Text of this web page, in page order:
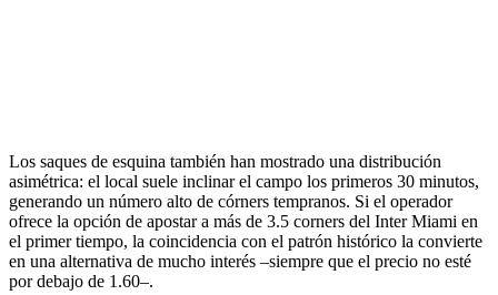
Los saques de esquina también han mostrado una distribución
asimétrica: el local suele inclinar el campo los primeros 30 minutos,
generando un número alto de córners tempranos. Si el operador
ofrece la opción de apostar a más de 3.5 corners del Inter Miami en
el primer tiempo, la coincidencia con el patrón histórico la convierte
en una alternativa de mucho interés –siempre que el precio no esté
por debajo de 1.60–.